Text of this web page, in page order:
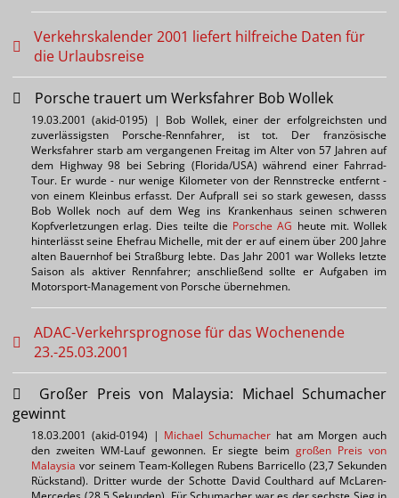
Verkehrskalender 2001 liefert hilfreiche Daten für
die Urlaubsreise
Porsche trauert um Werksfahrer Bob Wollek
19.03.2001 (akid-0195) | Bob Wollek, einer der erfolgreichsten und
zuverlässigsten Porsche-Rennfahrer, ist tot. Der französische
Werksfahrer starb am vergangenen Freitag im Alter von 57 Jahren auf
dem Highway 98 bei Sebring (Florida/USA) während einer Fahrrad-
Tour. Er wurde - nur wenige Kilometer von der Rennstrecke entfernt -
von einem Kleinbus erfasst. Der Aufprall sei so stark gewesen, dasss
Bob Wollek noch auf dem Weg ins Krankenhaus seinen schweren
Kopfverletzungen erlag. Dies teilte die Porsche AG heute mit. Wollek
hinterlässt seine Ehefrau Michelle, mit der er auf einem über 200 Jahre
alten Bauernhof bei Straßburg lebte. Das Jahr 2001 war Wolleks letzte
Saison als aktiver Rennfahrer; anschließend sollte er Aufgaben im
Motorsport-Management von Porsche übernehmen.
ADAC-Verkehrsprognose für das Wochenende
23.-25.03.2001
Großer Preis von Malaysia: Michael Schumacher
gewinnt
18.03.2001 (akid-0194) | Michael Schumacher hat am Morgen auch
den zweiten WM-Lauf gewonnen. Er siegte beimgroßen Preis von
Malaysia vor seinem Team-Kollegen Rubens Barricello (23,7 Sekunden
Rückstand). Dritter wurde der Schotte David Coulthard auf McLaren-